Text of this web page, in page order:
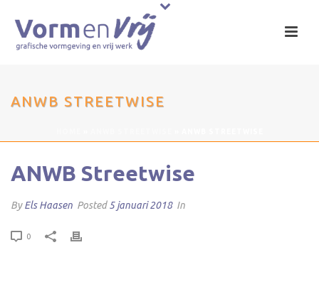
ANWB STREETWISE
ANWB Streetwise
ByEls Haasen Posted5 januari 2018 In
0